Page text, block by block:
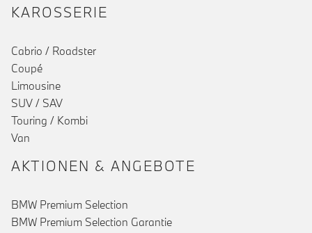
KAROSSERIE
Cabrio / Roadster
Coupé
Limousine()
SUV / SAV
Touring / Kombi
Van
AKTIONEN & ANGEBOTE
BMW Premium Selection
BMW Premium Selection Garantie